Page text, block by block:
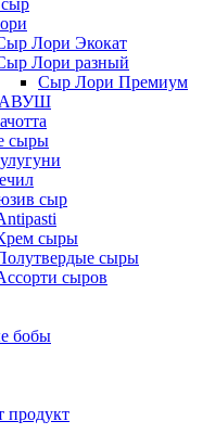
Лори Экокат
Лори разный
Сыр Лори Премиум
сыры
сыр
сыры
сыры
сыров
бобы
продукт